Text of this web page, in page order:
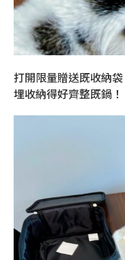
打開限量贈送既收納
埋收納得好齊整既鍋！